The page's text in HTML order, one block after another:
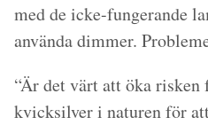
med de icke-fungerande
använda dimmer.
“Är det värt att öka
kvicksilver i naturen för